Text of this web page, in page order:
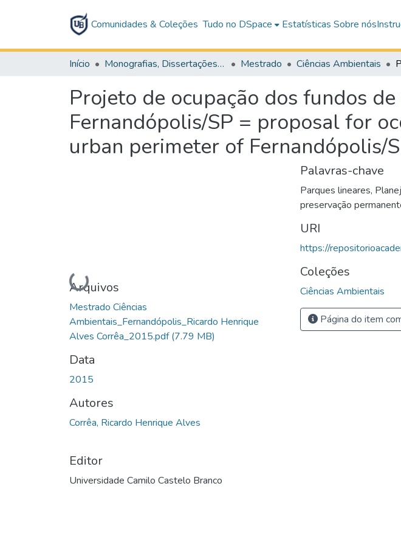
Comunidades & Coleções Tudo no DSpace Estatísticas Sobre nós
Início Monografias, Dissertações e Teses Mestrado Ciências Ambientais
Projeto de ocupação dos fundos
Fernandópolis/SP = proposal for
urban perimeter of Fernandópolis/
Carregando...
Arquivos
Mestrado Ciências
Ambientais_Fernandópolis_Ricardo Henrique
Alves Corrêa_2015.pdf(7.79 MB)
Data
2015
Autores
Corrêa, Ricardo Henrique Alves
Editor
Universidade Camilo Castelo Branco
Palavras-chave
Parques lineares,
preservação
URI
https://
Coleções
Ciências Ambientais
Página do item